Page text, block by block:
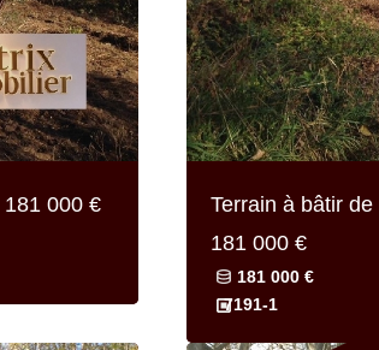
181 000 € Terrain à bâtir de
181 000 €
181 000 €
7191-1